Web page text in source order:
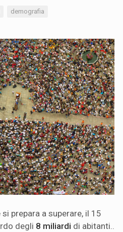
demografia
prepara a superare, il 15
degli 8 miliardi di abitanti..